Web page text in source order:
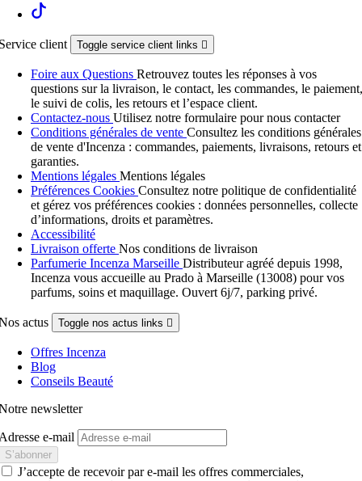
client Toggle service client links 
Foire aux Questions Retrouvez toutes les réponses à vos
questions sur la livraison, le contact, les commandes, le paiement,
le suivi de colis, les retours et l’espace client.
Contactez-nous Utilisez notre formulaire pour nous contacter
Conditions générales de vente Consultez les conditions générales
de vente d'Incenza : commandes, paiements, livraisons, retours et
garanties.
Mentions légales Mentions légales
Préférences Cookies Consultez notre politique de confidentialité
et gérez vos préférences cookies : données personnelles, collecte
d’informations, droits et paramètres.
Accessibilité
Livraison offerte Nos conditions de livraison
Parfumerie Incenza Marseille Distributeur agréé depuis 1998,
Incenza vous accueille au Prado à Marseille (13008) pour vos
parfums, soins et maquillage. Ouvert 6j/7, parking privé.
actus Toggle nos actus links 
Offres Incenza
Blog
Conseils Beauté
newsletter
e-mail
J’accepte de recevoir par e-mail les offres commerciales,